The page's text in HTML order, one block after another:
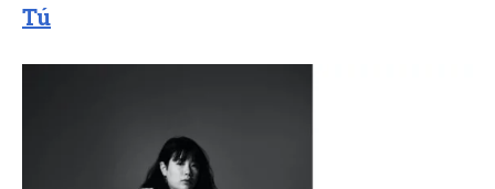
Tú